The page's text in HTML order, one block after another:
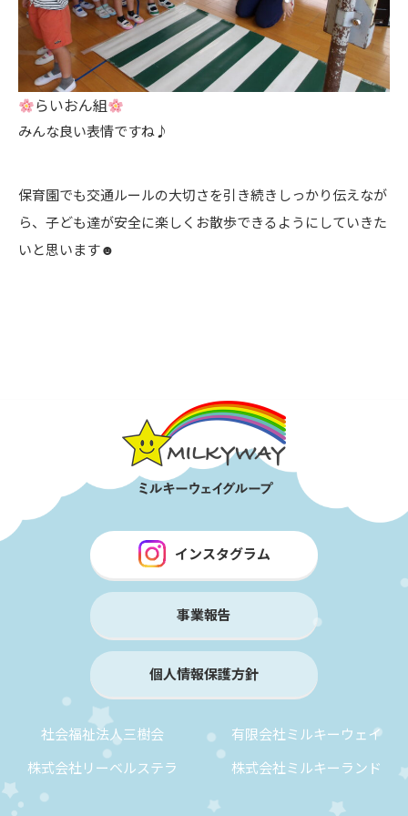
らいおん組
みんな良い表情ですね♪
保育園でも交通ルールの大切さを引き続きしっかり伝えなが
ら、子ども達が安全に楽しくお散歩できるようにしていきた
いと思います☻
インスタグラム
事業報告
個人情報保護方針
社会福祉法人三樹会
有限会社ミルキーウェイ
株式会社リーベルステラ
株式会社ミルキーランド